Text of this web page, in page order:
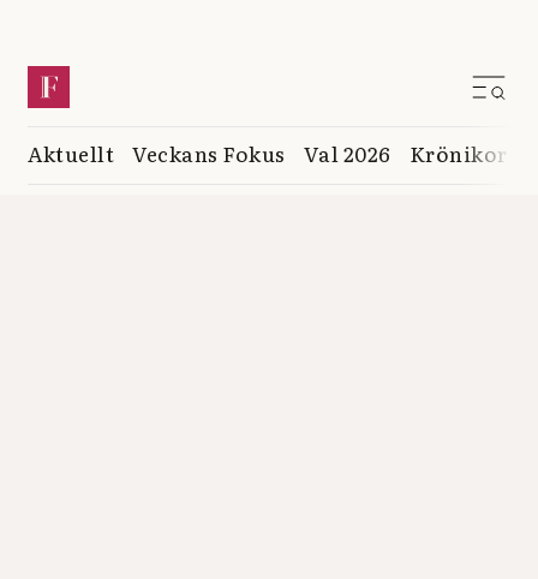
Aktuellt Veckans Fokus Val 2026 Krönikor